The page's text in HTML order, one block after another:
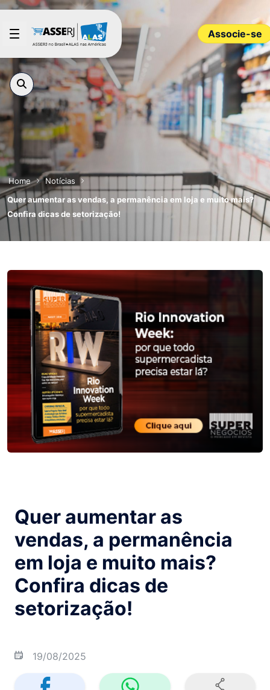
Pular para o Conteúdo principal
Associe-se
Home
Notícias
Quer aumentar as vendas, a permanência em loja e muito mais?
Confira dicas de setorização!
Quer aumentar as
vendas, a permanência
em loja e muito mais?
Confira dicas de
setorização!
19/08/2025